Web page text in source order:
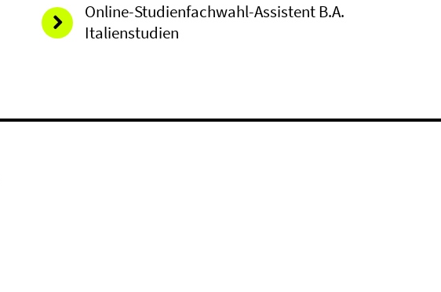
Online-Studienfachwahl-Assistent B.A.
Italienstudien